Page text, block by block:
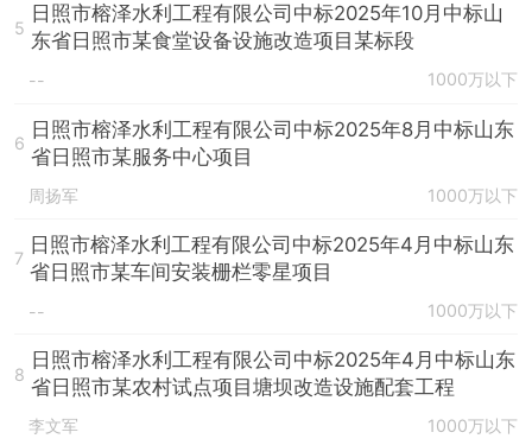
5
日照市榕泽水利工程有限公司中标2025年10月中标山
东省日照市某食堂设备设施改造项目某标段
-- 1000万以下
6
日照市榕泽水利工程有限公司中标2025年8月中标山东
省日照市某服务中心项目
周扬军 1000万以下
7
日照市榕泽水利工程有限公司中标2025年4月中标山东
省日照市某车间安装栅栏零星项目
-- 1000万以下
8
日照市榕泽水利工程有限公司中标2025年4月中标山东
省日照市某农村试点项目塘坝改造设施配套工程
李文军 1000万以下